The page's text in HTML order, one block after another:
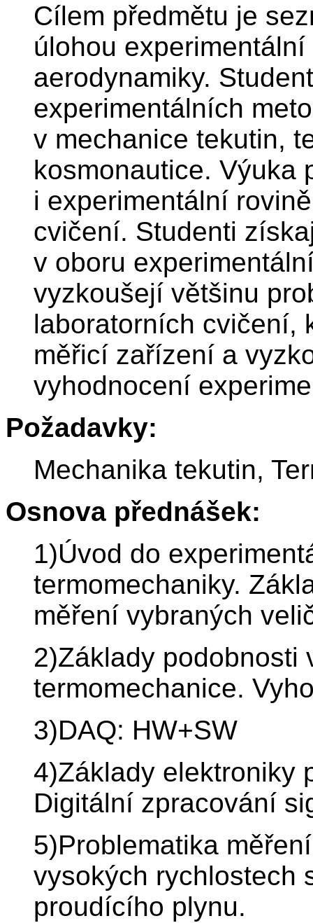
Cílem předmětu je
úlohou
aerodynamiky.
experimentálních
v mechanice tekutin,
kosmonautice. Výuka
i experimentální
cvičení. Studenti
v oboru
vyzkoušejí většinu
laboratorních cvičení,
měřicí zařízení a
vyhodnocení
Požadavky:
Mechanika tekutin,
Osnova přednášek:
1)Úvod do
termomechaniky.
měření vybraných
2)Základy podobnosti
termomechanice.
3)DAQ: HW+SW
4)Základy elektroniky
Digitální zpracování
5)Problematika
vysokých rychlostech
proudícího plynu.